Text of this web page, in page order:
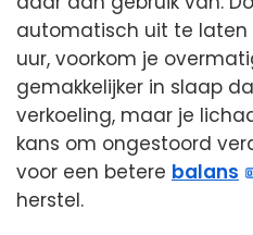
automatisch uit te laten
uur, voorkom je
gemakkelijker in slaap
verkoeling, maar je
kans om ongestoord
voor een betere balans
herstel.